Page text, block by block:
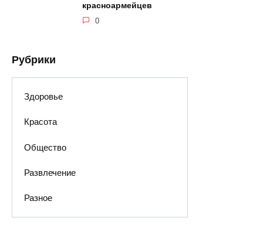
красноармейцев
0
Рубрики
Здоровье
Красота
Общество
Развлечение
Разное